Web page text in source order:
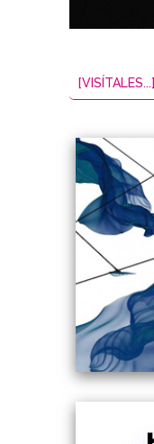
[VISÍTALES...]